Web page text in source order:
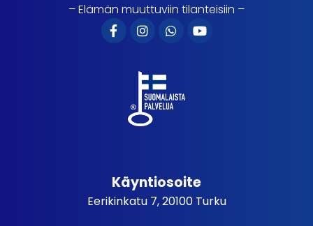
– Elämän muuttuviin tilanteisiin –
Käyntiosoite
Eerikinkatu 7, 20100 Turku